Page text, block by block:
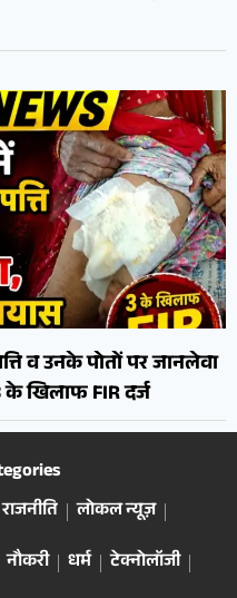
व उनके पोतों पर जानलेवा
के खिलाफ FIR दर्ज
राजनीति
लोकल न्यूज़
नौकरी धर्म
टेक्नोलॉजी